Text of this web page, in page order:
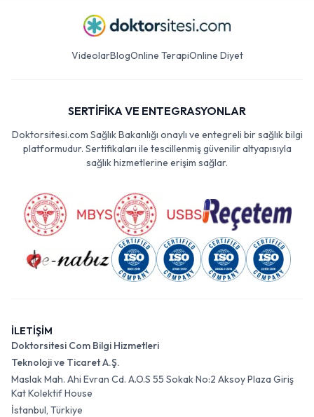
VideolarBlogOnline TerapiOnline Diyet
SERTİFİKA VE ENTEGRASYONLAR
Doktorsitesi.com Sağlık Bakanlığı onaylı ve entegreli bir sağlık bilgi
platformudur. Sertifikaları ile tescillenmiş güvenilir altyapısıyla
sağlık hizmetlerine erişim sağlar.
İLETİŞİM
Doktorsitesi Com Bilgi Hizmetleri
Teknoloji ve Ticaret A.Ş.
Maslak Mah. Ahi Evran Cd. A.O.S 55 Sokak No:2 Aksoy Plaza Giriş
Kat Kolektif House
İstanbul, Türkiye